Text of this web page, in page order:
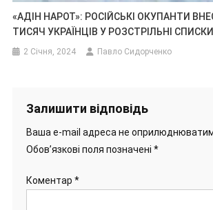
«АДІН НАРОТ»: РОСІЙСЬКІ ОКУПАНТИ
ТИСЯЧ УКРАЇНЦІВ У РОЗСТРІЛЬНІ СПИСКИ
2 Січня, 2024 Павло Сидорченко
Залишити відповідь
Ваша e-mail адреса не
Обов’язкові поля позначені *
Коментар *